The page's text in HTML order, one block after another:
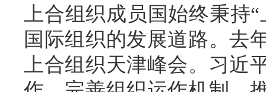
上合组织成员国始终秉持
国际组织的发展道路。去
上合组织天津峰会。习近